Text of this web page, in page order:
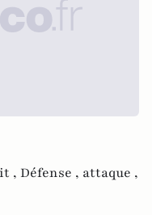
, Défense , attaque ,